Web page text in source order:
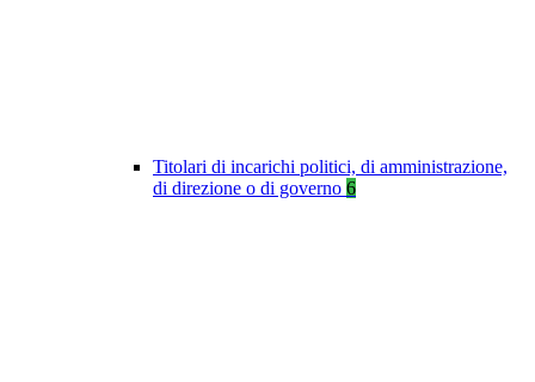
Titolari di incarichi politici, di amministrazione,
di direzione o di governo 6